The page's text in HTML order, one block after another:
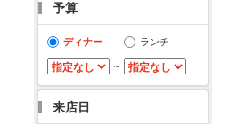
予算
ディナー ランチ
～
来店日